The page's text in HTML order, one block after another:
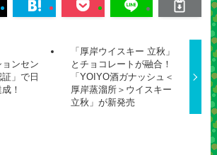
ンセン
」で日
！
「厚岸ウイスキー 立秋」
とチョコレートが融合！
「YOIYO酒ガナッシュ＜
厚岸蒸溜所＞ウイスキー
立秋」が新発売